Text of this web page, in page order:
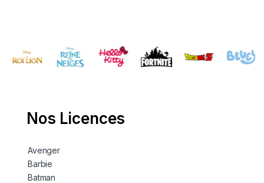
Nos Licences
Avenger
Barbie
Batman